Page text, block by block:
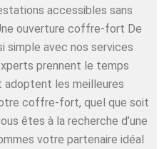
accessibles sans
ouverture coffre-fort De
simple avec nos services
prennent le temps
adoptent les meilleures
coffre-fort, quel que soit
êtes à la recherche d’une
votre partenaire idéal